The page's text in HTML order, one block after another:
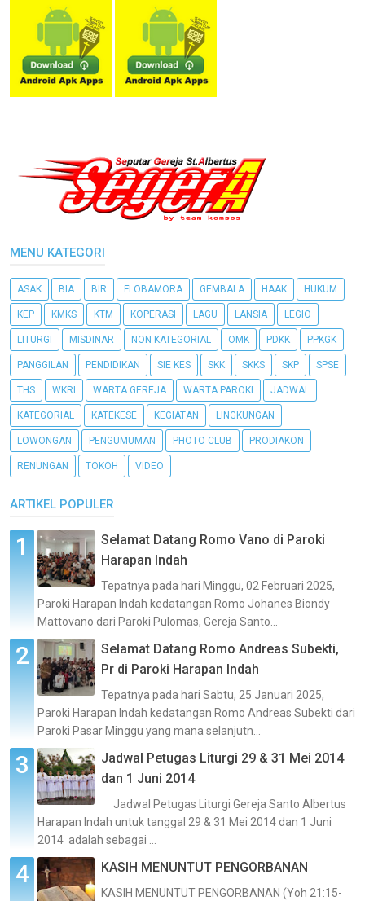
MENU KATEGORI
ASAK BIA BIR FLOBAMORA GEMBALA HAAK HUKUM
KEP KMKS KTM KOPERASI LAGU LANSIA LEGIO
LITURGI MISDINAR NON KATEGORIAL OMK PDKK PPKGK
PANGGILAN PENDIDIKAN SIE KES SKK SKKS SKP SPSE
THS WKRI WARTA GEREJA WARTA PAROKI JADWAL
KATEGORIAL KATEKESE KEGIATAN LINGKUNGAN
LOWONGAN PENGUMUMAN PHOTO CLUB PRODIAKON
RENUNGAN TOKOH VIDEO
ARTIKEL POPULER
Selamat Datang Romo Vano di Paroki
Harapan Indah
Tepatnya pada hari Minggu, 02 Februari 2025,
Paroki Harapan Indah kedatangan Romo Johanes Biondy
Mattovano dari Paroki Pulomas, Gereja Santo...
Selamat Datang Romo Andreas Subekti,
Pr di Paroki Harapan Indah
Tepatnya pada hari Sabtu, 25 Januari 2025,
Paroki Harapan Indah kedatangan Romo Andreas Subekti dari
Paroki Pasar Minggu yang mana selanjutn...
Jadwal Petugas Liturgi 29 & 31 Mei 2014
dan 1 Juni 2014
Jadwal Petugas Liturgi Gereja Santo Albertus
Harapan Indah untuk tanggal 29 & 31 Mei 2014 dan 1 Juni
2014 adalah sebagai ...
KASIH MENUNTUT PENGORBANAN
KASIH MENUNTUT PENGORBANAN (Yoh 21:15-